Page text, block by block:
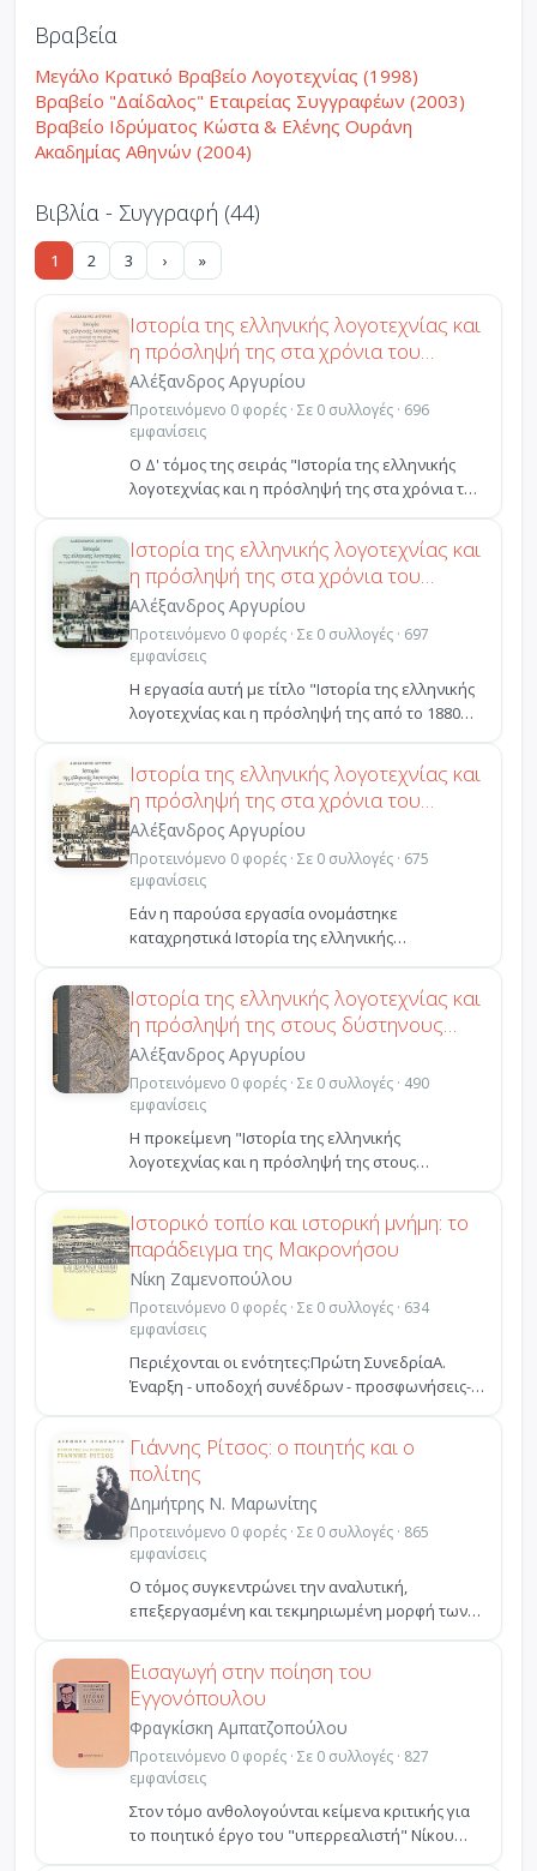
Βραβεία
Μεγάλο Κρατικό Βραβείο Λογοτεχνίας (1998)
Βραβείο "Δαίδαλος" Εταιρείας Συγγραφέων (2003)
Βραβείο Ιδρύματος Κώστα & Ελένης Ουράνη
Ακαδημίας Αθηνών (2004)
Βιβλία - Συγγραφή (44)
1 2 3 › »
Ιστορία της ελληνικής λογοτεχνίας και
η πρόσληψή της στα χρόνια του
ετεροκαθορισμένου εμφυλίου
πολέμου 1945-1949
Αλέξανδρος Αργυρίου
Προτεινόμενο 0 φορές · Σε 0 συλλογές · 696
εμφανίσεις
Ο Δ' τόμος της σειράς "Ιστορία της ελληνικής
λογοτεχνίας και η πρόσληψή της στα χρόνια του
ετεροκαθο...
Ιστορία της ελληνικής λογοτεχνίας και
η πρόσληψή της στα χρόνια του
Μεσοπολέμου 1918-1940
Αλέξανδρος Αργυρίου
Προτεινόμενο 0 φορές · Σε 0 συλλογές · 697
εμφανίσεις
Η εργασία αυτή με τίτλο "Ιστορία της ελληνικής
λογοτεχνίας και η πρόσληψή της από το 1880
έως το 200...
Ιστορία της ελληνικής λογοτεχνίας και
η πρόσληψή της στα χρόνια του
Μεσοπολέμου 1918-1940
Αλέξανδρος Αργυρίου
Προτεινόμενο 0 φορές · Σε 0 συλλογές · 675
εμφανίσεις
Εάν η παρούσα εργασία ονομάστηκε
καταχρηστικά Ιστορία της ελληνικής
λογοτεχνίας και η πρόσληψή της σ...
Ιστορία της ελληνικής λογοτεχνίας και
η πρόσληψή της στους δύστηνους
καιρούς 1941-1944
Αλέξανδρος Αργυρίου
Προτεινόμενο 0 φορές · Σε 0 συλλογές · 490
εμφανίσεις
Η προκείμενη "Ιστορία της ελληνικής
λογοτεχνίας και η πρόσληψή της στους
δύστηνους καιρούς (1941 - 1...
Ιστορικό τοπίο και ιστορική μνήμη: το
παράδειγμα της Μακρονήσου
Νίκη Ζαμενοπούλου
Προτεινόμενο 0 φορές · Σε 0 συλλογές · 634
εμφανίσεις
Περιέχονται οι ενότητες:Πρώτη ΣυνεδρίαΑ.
Έναρξη - υποδοχή συνέδρων - προσφωνήσεις-
Κώστας Διαφωνίδης...
Γιάννης Ρίτσος: ο ποιητής και ο
πολίτης
Δημήτρης Ν. Μαρωνίτης
Προτεινόμενο 0 φορές · Σε 0 συλλογές · 865
εμφανίσεις
Ο τόμος συγκεντρώνει την αναλυτική,
επεξεργασμένη και τεκμηριωμένη μορφή των
τριάντα τριών εισηγήσεω...
Εισαγωγή στην ποίηση του
Εγγονόπουλου
Φραγκίσκη Αμπατζοπούλου
Προτεινόμενο 0 φορές · Σε 0 συλλογές · 827
εμφανίσεις
Στον τόμο ανθολογούνται κείμενα κριτικής για
το ποιητικό έργο του "υπερρεαλιστή" Nίκου
Eγγονόπουλου ...